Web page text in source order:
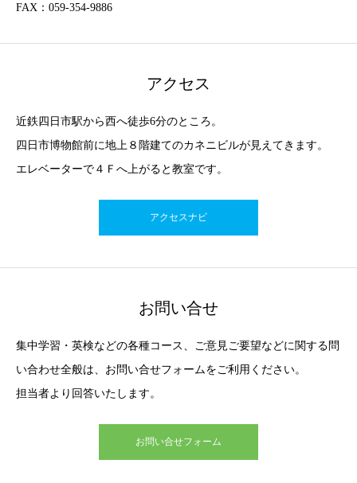
FAX：059-354-9886
アクセス
近鉄四日市駅から西へ徒歩6分のところ。
四日市博物館前に地上８階建てのカネニビルが見えてきます。
エレベーターで４Ｆへ上がると教室です。
アクセスナビ
お問い合せ
集中学習・英検などの各種コース、ご意見ご要望などに関する問
い合わせ全般は、お問い合せフォームをご利用ください。
担当者より回答いたします。
お問い合せフォーム